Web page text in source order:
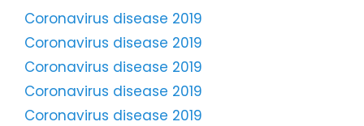
Coronavirus disease 2019
Coronavirus disease 2019
Coronavirus disease 2019
Coronavirus disease 2019
Coronavirus disease 2019